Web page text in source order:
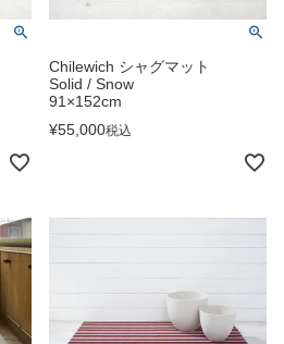
Chilewich シャグマット
Solid / Snow
91×152cm
¥55,000税込